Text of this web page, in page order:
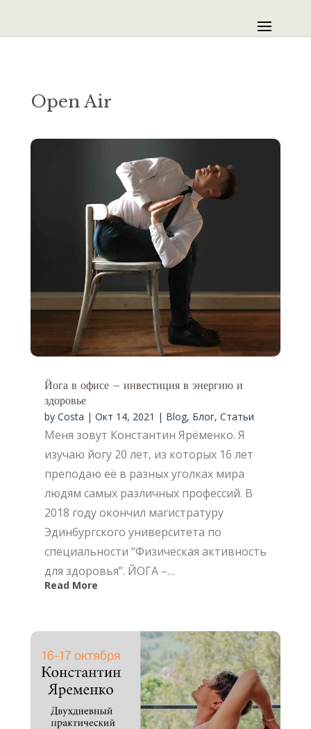
Open Air
Йога в офисе – инвестиция в энергию и
здоровье
by Costa | Окт 14, 2021 | Blog, Блог, Статьи
Меня зовут Константин Ярёменко. Я
изучаю йогу 20 лет, из которых 16 лет
преподаю её в разных уголках мира
людям самых различных профессий. В
2018 году окончил магистратуру
Эдинбургского университета по
специальности “Физическая активность
для здоровья”. ЙОГА –…
Read More